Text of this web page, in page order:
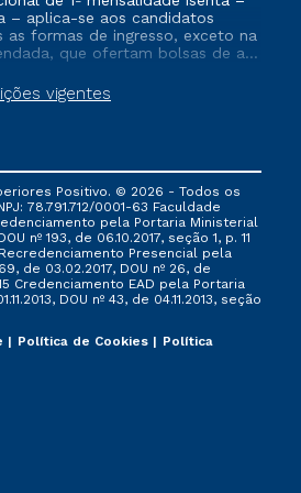
vigentes
– aplica-se aos candidatos
as formas de ingresso, exceto na
que ofertam bolsas de até
tenham efetivado e/ou não
trancado sua matrícula em uma
programas governamentais, e
nenhuma outra campanha
Positivo. © 2026 - Todos os
78.791.712/0001-63 Faculdade
pela Portaria Ministerial
nº 193, de 06.10.2017, seção 1, p. 11
Presencial ​pela
de 03.02.2017, DOU nº 26, de
Credenciamento EAD pela Portaria
DOU nº 43, de 04.11.2013, seção
Política de Cookies
Política